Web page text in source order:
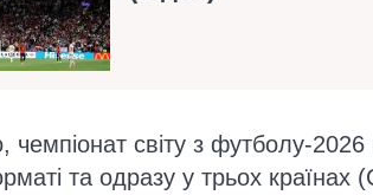
чемпіонат світу з футболу-
та одразу у трьох